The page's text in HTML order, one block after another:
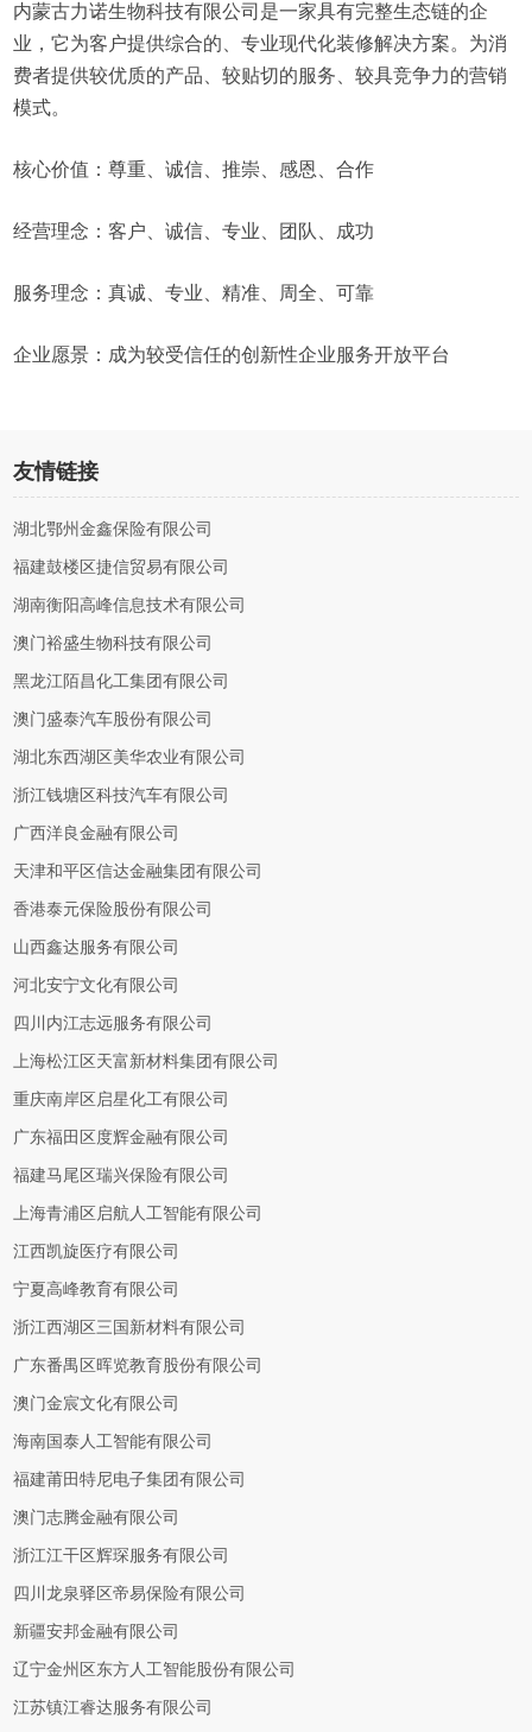
内蒙古力诺生物科技有限公司是一家具有完整生态链的企
业，它为客户提供综合的、专业现代化装修解决方案。为消
费者提供较优质的产品、较贴切的服务、较具竞争力的营销
模式。
核心价值：尊重、诚信、推崇、感恩、合作
经营理念：客户、诚信、专业、团队、成功
服务理念：真诚、专业、精准、周全、可靠
企业愿景：成为较受信任的创新性企业服务开放平台
友情链接
湖北鄂州金鑫保险有限公司
福建鼓楼区捷信贸易有限公司
湖南衡阳高峰信息技术有限公司
澳门裕盛生物科技有限公司
黑龙江陌昌化工集团有限公司
澳门盛泰汽车股份有限公司
湖北东西湖区美华农业有限公司
浙江钱塘区科技汽车有限公司
广西洋良金融有限公司
天津和平区信达金融集团有限公司
香港泰元保险股份有限公司
山西鑫达服务有限公司
河北安宁文化有限公司
四川内江志远服务有限公司
上海松江区天富新材料集团有限公司
重庆南岸区启星化工有限公司
广东福田区度辉金融有限公司
福建马尾区瑞兴保险有限公司
上海青浦区启航人工智能有限公司
江西凯旋医疗有限公司
宁夏高峰教育有限公司
浙江西湖区三国新材料有限公司
广东番禺区晖览教育股份有限公司
澳门金宸文化有限公司
海南国泰人工智能有限公司
福建莆田特尼电子集团有限公司
澳门志腾金融有限公司
浙江江干区辉琛服务有限公司
四川龙泉驿区帝易保险有限公司
新疆安邦金融有限公司
辽宁金州区东方人工智能股份有限公司
江苏镇江睿达服务有限公司